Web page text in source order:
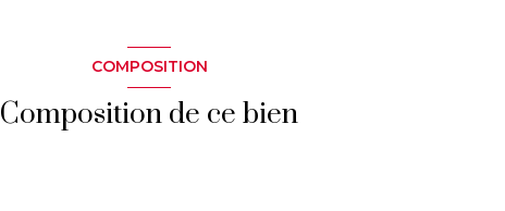
interphone
COMPOSITION
Composition de ce bien